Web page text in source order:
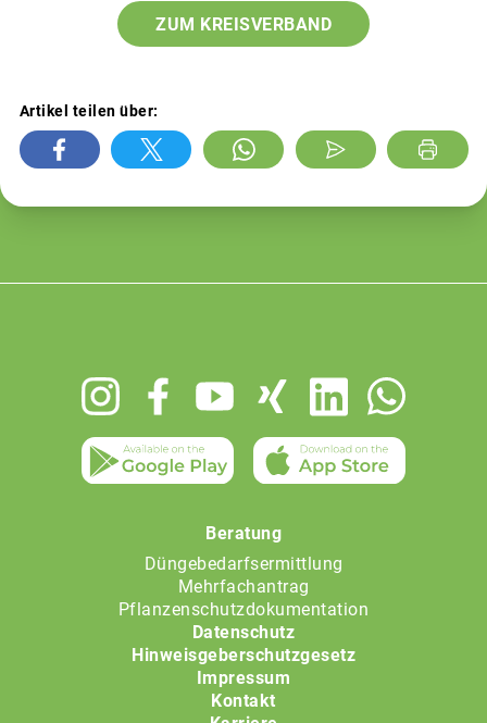
ZUM KREISVERBAND
Artikel teilen über:
Beratung
Düngebedarfsermittlung
Mehrfachantrag
Pflanzenschutzdokumentation
Datenschutz
Hinweisgeberschutzgesetz
Impressum
Kontakt